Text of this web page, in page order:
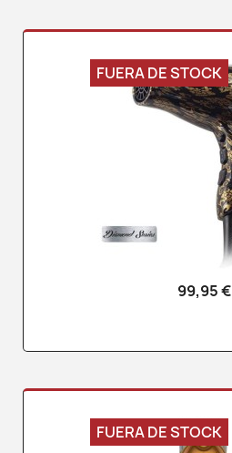
99,95 €
FUERA DE STOCK
FUERA DE STOCK